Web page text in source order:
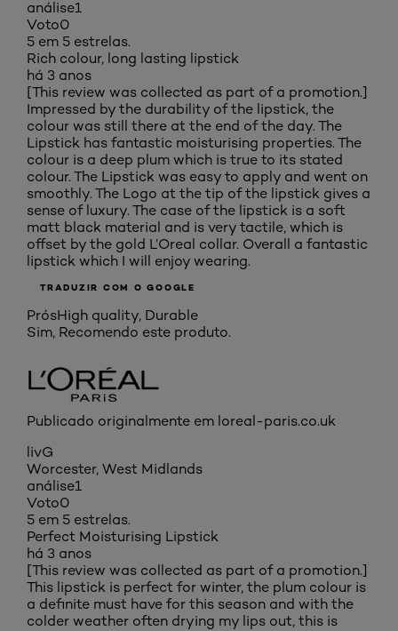
análise1
Voto0
5 em 5 estrelas.
Rich colour, long lasting lipstick
há 3 anos
[This review was collected as part of a promotion.]
Impressed by the durability of the lipstick, the
colour was still there at the end of the day. The
Lipstick has fantastic moisturising properties. The
colour is a deep plum which is true to its stated
colour. The Lipstick was easy to apply and went on
smoothly. The Logo at the tip of the lipstick gives a
sense of luxury. The case of the lipstick is a soft
matt black material and is very tactile, which is
offset by the gold L’Oreal collar. Overall a fantastic
lipstick which I will enjoy wearing.
TRADUZIR COM O GOOGLE
PrósHigh quality, Durable
Sim, Recomendo este produto.
Publicado originalmente em loreal-paris.co.uk
livG
Worcester, West Midlands
análise1
Voto0
5 em 5 estrelas.
Perfect Moisturising Lipstick
há 3 anos
[This review was collected as part of a promotion.]
This lipstick is perfect for winter, the plum colour is
a definite must have for this season and with the
colder weather often drying my lips out, this is